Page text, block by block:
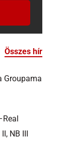
Összes hír
Groupama
NB III